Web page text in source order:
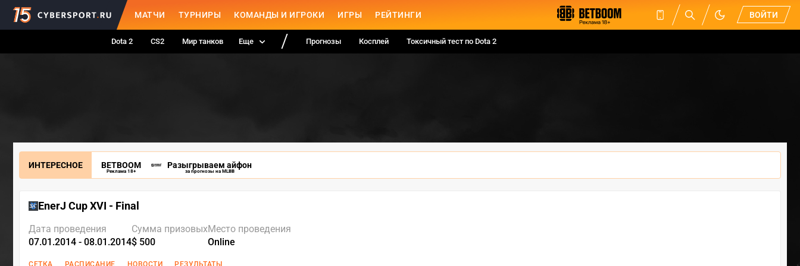
МАТЧИ ТУРНИРЫ КОМАНДЫ И ИГРОКИ ИГРЫ РЕЙТИНГИ ВОЙТИ
Dota 2 CS2 Мир танков Еще Прогнозы Косплей Токсичный тест по Dota 2
ИНТЕРЕСНОЕ BETBOOM
Реклама 18+
Разыгрываем айфон
за прогнозы на MLBB
EnerJ Cup XVI - Final
Дата проведения
07.01.2014 - 08.01.2014
Сумма призовых
$ 500
Место проведения
Online
СЕТКА РАСПИСАНИЕ НОВОСТИ РЕЗУЛЬТАТЫ